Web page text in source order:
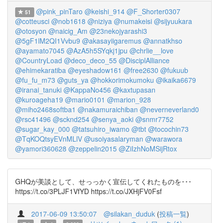
51 @pink_pinTaro @keishi_914 @F_Shorter0307
@cotteusci @nob1618 @niziya @numakeisi @sijyuukara
@otosyon @naicig_Am @23nekojyarashi3
@5gF1lM2QI1Vvbu9 @akasayiigaremus @annatkhso
@ayamato7045 @AzA5h5SYqkj1jpu @chrlie__love
@CountryLoad @deco_deco_55 @DisciplAlliance
@ehimekaratiba @eyeshadow161 @free2630 @fukuub
@fu_fu_m73 @guts_ya @hokkorimokumoku @ikaika6679
@iranai_tanuki @KappaNo456 @kaxtupasan
@kuroageha19 @mario0101 @marion_928
@miho2468softba1 @nakamuraichiban @neverneverland0
@rsc41496 @scknd254 @senya_aoki @snmr7752
@sugar_kay_000 @tatsuhiro_iwamo @tbt @tocochin73
@TqKOQtsyEVnMLlV @usoiyasalaryman @warawora
@yamori360628 @zeppelin2015 @ZiIzhNoMSijRtox
GHQが美談として、せっっかく宣伝してくれたものを･･･
https://t.co/3PLJF1VfYD https://t.co/JXHjFV0Fsf
2017-06-09 13:50:07 @silakan_duduk (投稿一覧)